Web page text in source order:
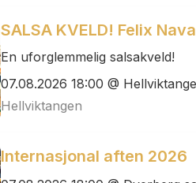
SALSA KVELD! Felix
En uforglemmelig salsakveld!
07.08.2026 18:00 @
Hellviktangen
Internasjonal aften 2026